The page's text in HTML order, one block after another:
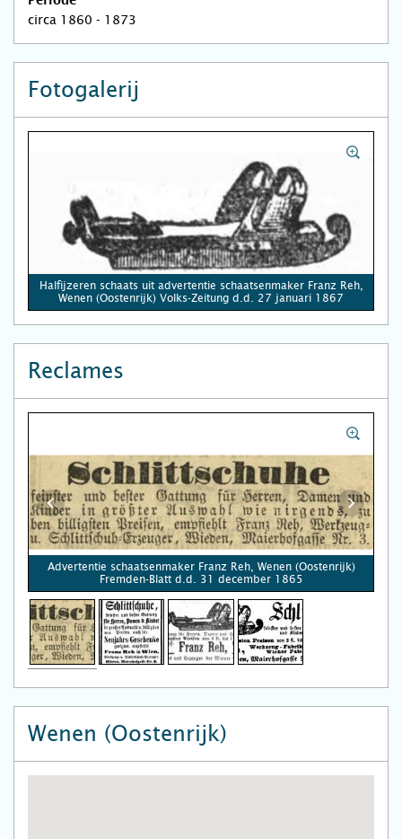
circa 1860 - 1873
Fotogalerij
Halfijzeren schaats uit advertentie schaatsenmaker Franz Reh,
Wenen (Oostenrijk) Volks-Zeitung d.d. 27 januari 1867
Reclames
Advertentie schaatsenmaker Franz Reh, Wenen (Oostenrijk)
Fremden-Blatt d.d. 31 december 1865
Wenen (Oostenrijk)